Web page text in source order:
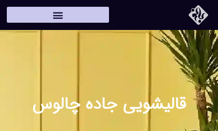
قالیشویی جاده چالوس